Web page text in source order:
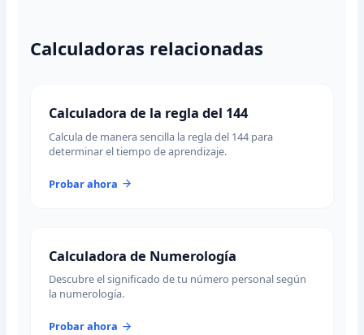
Calculadoras relacionadas
Calculadora de la regla del 144
Calcula de manera sencilla la regla del 144 para
determinar el tiempo de aprendizaje.
Probar ahora
Calculadora de Numerología
Descubre el significado de tu número personal según
la numerología.
Probar ahora